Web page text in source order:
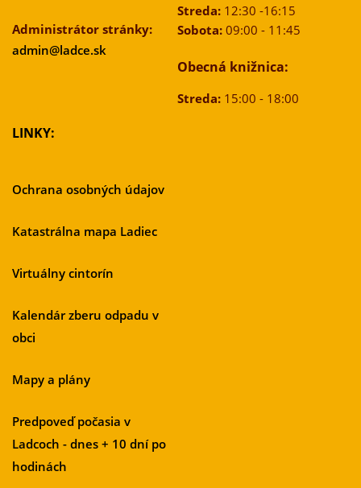
Administrátor stránky:
admin@ladce.sk
Streda:12:30 -16:15
Sobota:09:00 - 11:45
Obecná knižnica:
Streda:15:00 - 18:00
LINKY:
Ochrana osobných údajov
Katastrálna mapa Ladiec
Virtuálny cintorín
Kalendár zberu odpadu v
obci
Mapy a plány
Predpoveď počasia v
Ladcoch - dnes + 10 dní po
hodinách